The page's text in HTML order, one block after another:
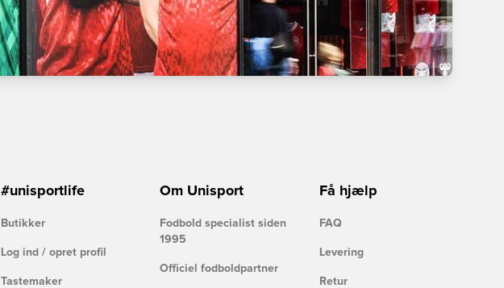
#unisportlife
Butikker
Log ind / opret profil
Tastemaker
Om Unisport
Fodbold specialist siden
1995
Officiel fodboldpartner
Få hjælp
FAQ
Levering
Retur